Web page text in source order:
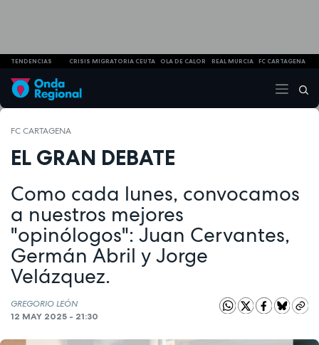
TENDENCIAS CRISIS MIGRATORIA CEUTA OLA DE CALOR REAL MURCIA FC CARTAGENA
FC CARTAGENA
EL GRAN DEBATE
Como cada lunes, convocamos
a nuestros mejores
"opinólogos": Juan Cervantes,
Germán Abril y Jorge
Velázquez.
GREGORIO LEÓN
12 MAY 2025 - 21:30